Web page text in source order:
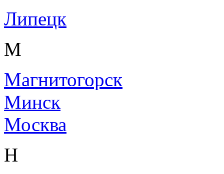
Липецк
М
Магнитогорск
Минск
Москва
Н